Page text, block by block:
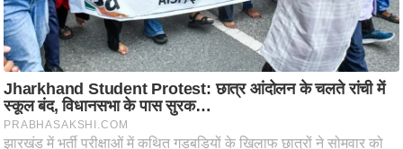
वि
श्ले
ष
ण
स
म